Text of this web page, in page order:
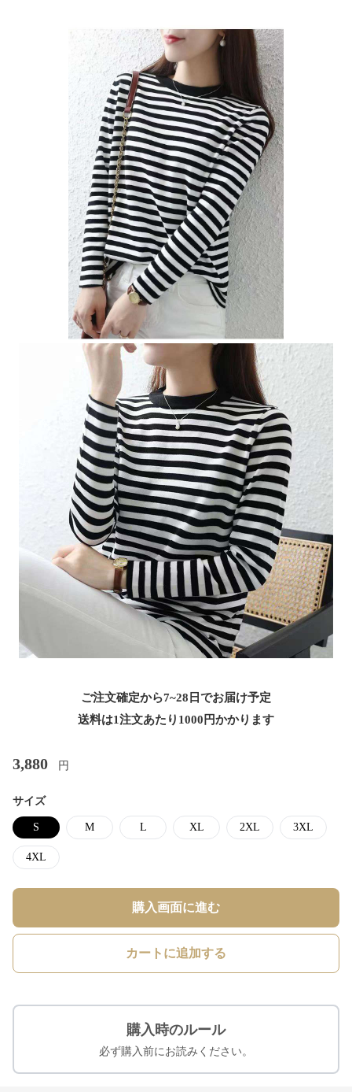
ご注文確定から7~28日でお届け予定
送料は1注文あたり 1000 円かかります
3,880 円
サイズ
S M L XL 2XL 3XL
4XL
購入画面に進む
カートに追加する
購入時のルール
必ず購入前にお読みください。